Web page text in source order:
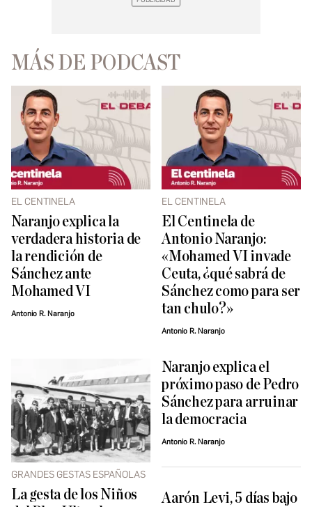
MÁS DE PODCAST
EL CENTINELA
Naranjo explica la
verdadera historia de
la rendición de
Sánchez ante
Mohamed VI
Antonio R. Naranjo
EL CENTINELA
El Centinela de
Antonio Naranjo:
«Mohamed VI invade
Ceuta, ¿qué sabrá de
Sánchez como para ser
tan chulo?»
Antonio R. Naranjo
GRANDES GESTAS ESPAÑOLAS
La gesta de los Niños
Naranjo explica el
próximo paso de Pedro
Sánchez para arruinar
la democracia
Antonio R. Naranjo
Aarón Levi, 5 días bajo